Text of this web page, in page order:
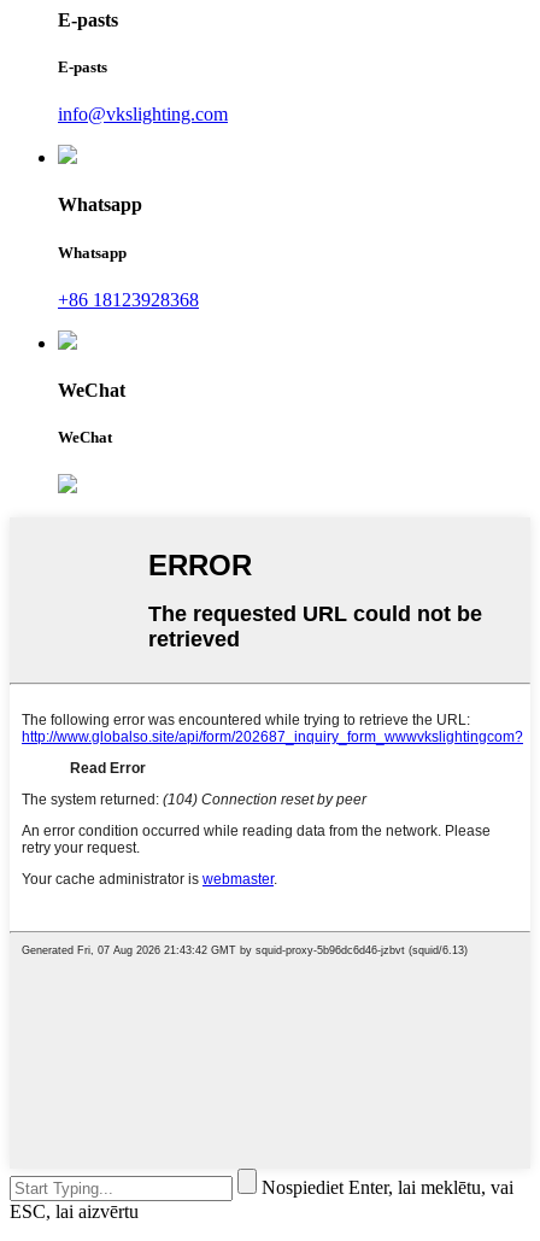
E-pasts
E-pasts
info@vkslighting.com
Whatsapp
Whatsapp
+86 18123928368
WeChat
WeChat
Nospiediet Enter, lai meklētu, vai
ESC, lai aizvērtu